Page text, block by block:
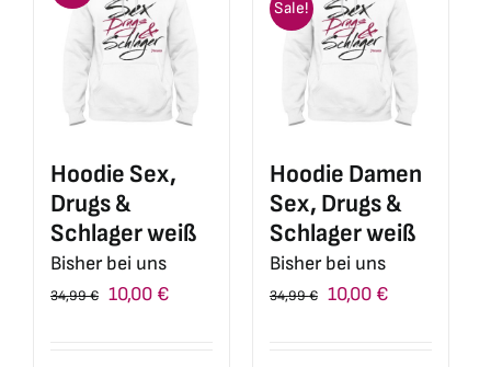
auf.
Die
Optionen
können
der
Produktseite
gewählt
werden
Hoodie Sex,
Drugs &
Schlager weiß
Bisher bei uns
34,99€ Ursprünglicher
10,00 €Aktueller
Sale!
Hoodie Damen
Sex, Drugs &
Schlager weiß
Bisher bei uns
34,99€ Ursprünglicher
10,00 €Aktueller